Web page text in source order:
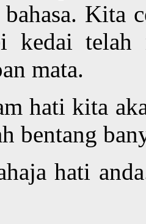
Kita
kedai telah
mata.
hati kita
bentang
hati